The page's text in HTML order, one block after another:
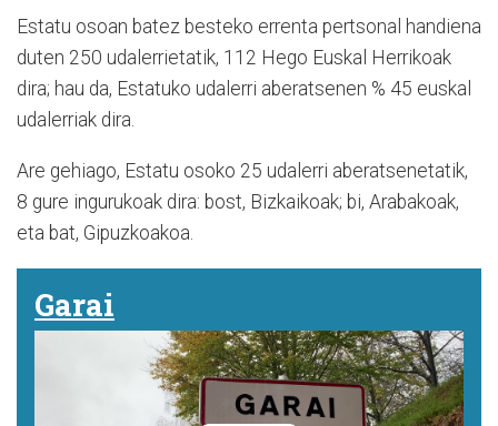
Estatu osoan batez besteko errenta pertsonal handiena
duten 250 udalerrietatik, 112 Hego Euskal Herrikoak
dira; hau da, Estatuko udalerri aberatsenen % 45 euskal
udalerriak dira.
Are gehiago, Estatu osoko 25 udalerri aberatsenetatik,
8 gure ingurukoak dira: bost, Bizkaikoak; bi, Arabakoak,
eta bat, Gipuzkoakoa.
Garai